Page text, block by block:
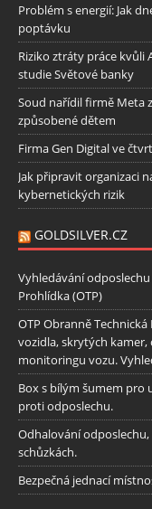
Problém s energií: Jak
poptávku
Riziko ztráty práce kvůli
studie Světové banky
Soud nařídil firmě Meta
způsobené dětem
Firma Gen Digital ve
Jak připravit organizaci
kybernetických rizik
GOLDSILVER.CZ
Vyhledávání
Prohlídka (OTP)
OTP Obranně
vozidla, skrytých
monitoringu vozu.
Box s bílým šumem pro
proti odposlechu.
Odhalování
schůzkách.
Bezpečná jednací